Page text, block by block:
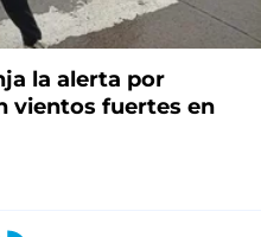
la alerta por
vientos fuertes en